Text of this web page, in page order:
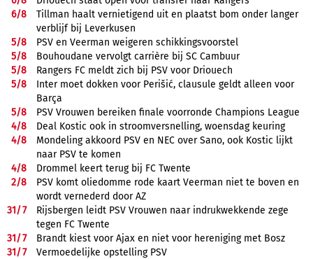
6/8
Tillman haalt vernietigend uit en plaatst bom onder langer
verblijf bij Leverkusen
5/8
PSV en Veerman weigeren schikkingsvoorstel
5/8
Bouhoudane vervolgt carrière bij SC Cambuur
5/8
Rangers FC meldt zich bij PSV voor Driouech
5/8
Inter moet dokken voor Perišić, clausule geldt alleen voor
Barça
5/8
PSV Vrouwen bereiken finale voorronde Champions League
4/8
Deal Kostic ook in stroomversnelling, woensdag keuring
4/8
Mondeling akkoord PSV en NEC over Sano, ook Kostic lijkt
naar PSV te komen
4/8
Drommel keert terug bij FC Twente
2/8
PSV komt oliedomme rode kaart Veerman niet te boven en
wordt vernederd door AZ
31/7
Rijsbergen leidt PSV Vrouwen naar indrukwekkende zege
tegen FC Twente
31/7
Brandt kiest voor Ajax en niet voor hereniging met Bosz
31/7
Vermoedelijke opstelling PSV